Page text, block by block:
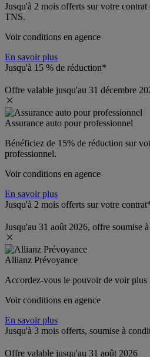
Jusqu'à 2 mois offerts sur votre contrat
TNS.
Voir conditions en agence
En savoir plus
Jusqu'à 15 % de réduction*
Offre valable jusqu'au 31 décembre
Assurance auto pour professionnel
Bénéficiez de 15% de réduction sur
professionnel.
Voir conditions en agence
En savoir plus
Jusqu'à 2 mois offerts sur votre
Jusqu'au 31 août 2026, offre soumise
Allianz Prévoyance
Accordez-vous le pouvoir de voir plus
Voir conditions en agence
En savoir plus
Jusqu'à 3 mois offerts, soumise à
Offre valable jusqu'au 31 août 2026